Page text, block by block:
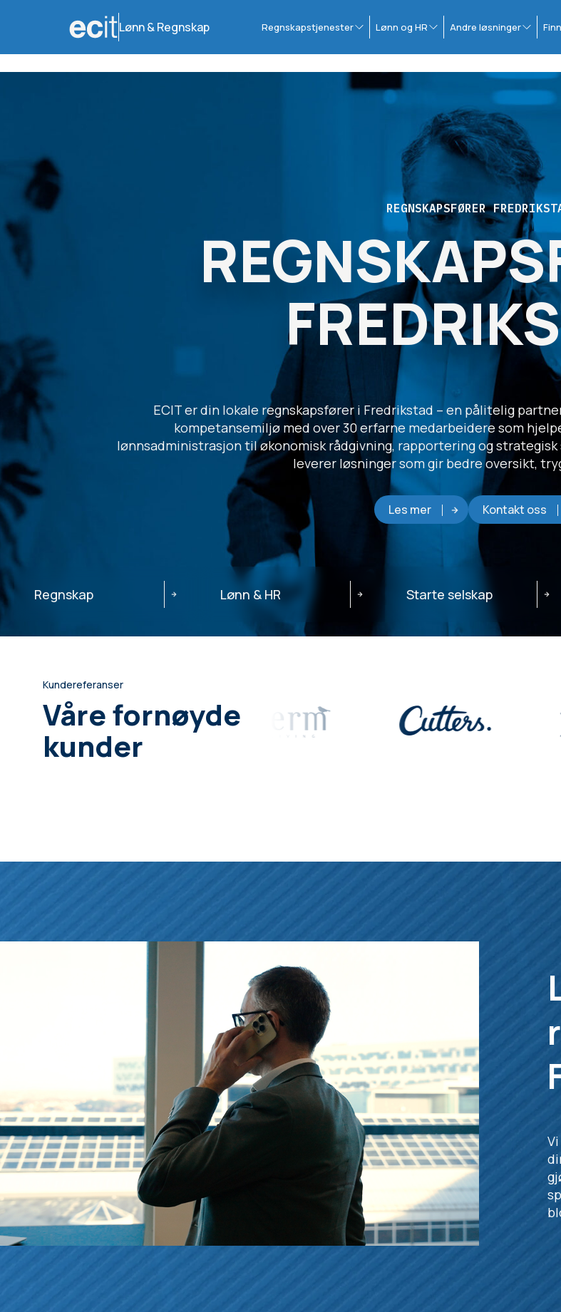
Lønn & Regnskap Regnskapstjenester Lønn og HR Andre løsninger
REGNSKAPSFØRER
ECIT er din lokale regnskapsfører i Fredrikstad – en pålitelig
kompetansemiljø med over 30 erfarne medarbeidere som
lønnsadministrasjon til økonomisk rådgivning, rapportering og
leverer løsninger som gir bedre oversikt,
Les mer Kontakt oss
Regnskap Lønn & HR Starte selskap
Kundereferanser
Våre fornøyde
kunder